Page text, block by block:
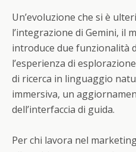
Un’evoluzione che si è
l’integrazione di Gemini, il
introduce due funzionalità
l’esperienza di
di ricerca in linguaggio
immersiva, un
dell’interfaccia di guida.
Per chi lavora nel